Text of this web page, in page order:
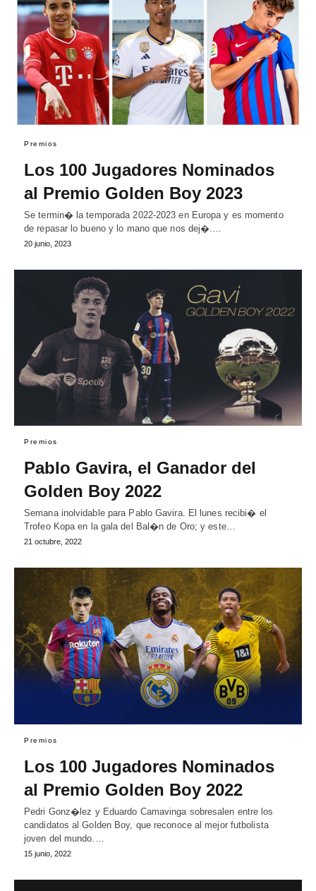
Premios
Los 100 Jugadores Nominados
al Premio Golden Boy 2023
Se termin� la temporada 2022-2023 en Europa y es momento
de repasar lo bueno y lo mano que nos dej�.…
20 junio, 2023
Premios
Pablo Gavira, el Ganador del
Golden Boy 2022
Semana inolvidable para Pablo Gavira. El lunes recibi� el
Trofeo Kopa en la gala del Bal�n de Oro; y este…
21 octubre, 2022
Premios
Los 100 Jugadores Nominados
al Premio Golden Boy 2022
Pedri Gonz�lez y Eduardo Camavinga sobresalen entre los
candidatos al Golden Boy, que reconoce al mejor futbolista
joven del mundo.…
15 junio, 2022